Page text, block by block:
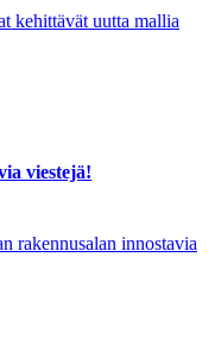
kehittävät uutta mallia
viestejä!
rakennusalan innostavia